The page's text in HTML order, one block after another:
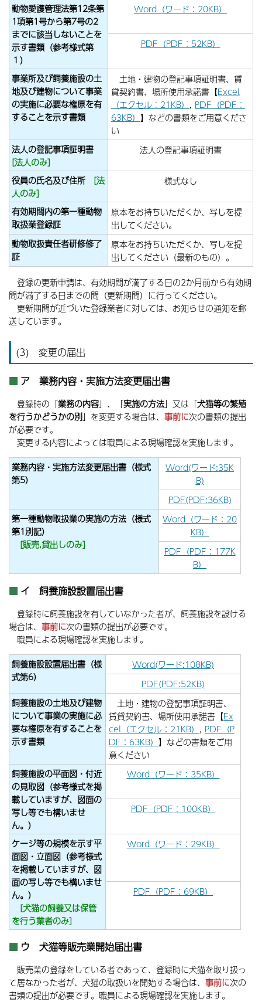
動物愛護管理法第12条第
1項第1号から第7号の2
までに該当しないことを
示す書類（参考様式第
１）
Word（ワード：20KB）
PDF（PDF：52KB）
事業所及び飼養施設の土
地及び建物について事業
の実施に必要な権原を有
することを示す書類
土地・建物の登記事項証明書、賃
貸契約書、場所使用承諾書【Excel
（エクセル：21KB） , PDF（PDF：
63KB） 】などの書類をご用意くださ
い
法人の登記事項証明書
[法人のみ]
法人の登記事項証明書
役員の氏名及び住所 [法
人のみ]
様式なし
有効期間内の第一種動物
取扱業登録証
原本をお持ちいただくか、写しを提
出してください。
動物取扱責任者研修修了
証
原本をお持ちいただくか、写しを提
出してください（最新のもの）。
登録の更新申請は、有効期間が満了する日の2か月前から有効期
間が満了する日までの間（更新期間）に行ってください。
更新期間が近づいた登録業者に対しては、お知らせの通知を郵
送しています。
(3) 変更の届出
ア 業務内容・実施方法変更届出書
登録時の「業務の内容」、「実施の方法」又は「犬猫等の繁殖
を行うかどうかの別」を変更する場合は、 事前に次の書類の提出
が必要です。
変更する内容によっては職員による現場確認を実施します。
業務内容・実施方法変更届出書（様式
第5）
Word(ワード:35K
B)
PDF(PDF:36KB)
第一種動物取扱業の実施の方法（様式
第1別記）
[販売,貸出しのみ]
Word（ワード：20
KB）
PDF（PDF：177K
B）
イ 飼養施設設置届出書
登録時に飼養施設を有していなかった者が、飼養施設を設ける
場合は、 事前に次の書類の提出が必要です。
職員による現場確認を実施します。
飼養施設設置届出書（様
式第6）
Word(ワード:108KB)
PDF(PDF:52KB)
飼養施設の土地及び建物
について事業の実施に必
要な権原を有することを
示す書類
土地・建物の登記事項証明書、
賃貸契約書、場所使用承諾書【Ex
cel（エクセル：21KB） , PDF（P
DF：63KB） 】などの書類をご用
意ください
飼養施設の平面図・付近
の見取図 （参考様式を掲
載していますが、図面の
写し等でも構いませ
ん。）
Word（ワード：35KB）
PDF（PDF：100KB）
ケージ等の規模を示す平
面図・立面図（参考様式
を掲載していますが、図
面の写し等でも構いませ
ん。）
[犬猫の飼養又は保管
を行う業者のみ]
Word（ワード：29KB）
PDF（PDF：69KB）
ウ 犬猫等販売業開始届出書
販売業の登録をしている者であって、登録時に犬猫を取り扱っ
て居なかった者が、犬猫の取扱いを開始する場合は、 事前に次の
書類の提出が必要です。職員による現場確認を実施します。